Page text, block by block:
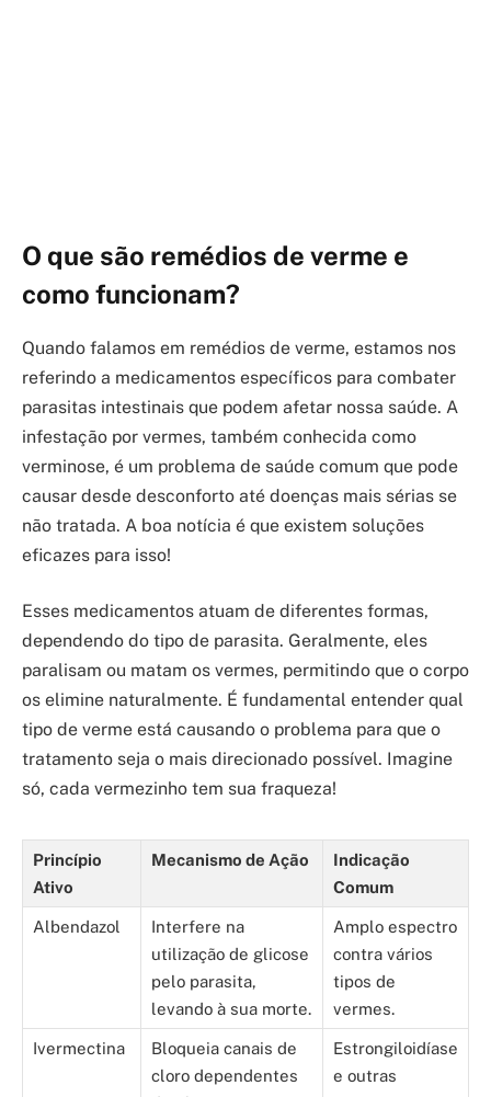
O que são remédios de verme e
como funcionam?
Quando falamos em remédios de verme, estamos nos
referindo a medicamentos específicos para combater
parasitas intestinais que podem afetar nossa saúde. A
infestação por vermes, também conhecida como
verminose, é um problema de saúde comum que pode
causar desde desconforto até doenças mais sérias se
não tratada. A boa notícia é que existem soluções
eficazes para isso!
Esses medicamentos atuam de diferentes formas,
dependendo do tipo de parasita. Geralmente, eles
paralisam ou matam os vermes, permitindo que o corpo
os elimine naturalmente. É fundamental entender qual
tipo de verme está causando o problema para que o
tratamento seja o mais direcionado possível. Imagine
só, cada vermezinho tem sua fraqueza!
Princípio
Ativo
Mecanismo de Ação
Indicação
Comum
Albendazol
Interfere na
utilização de glicose
pelo parasita,
levando à sua morte.
Amplo espectro
contra vários
tipos de
vermes.
Ivermectina
Bloqueia canais de
cloro dependentes
Estrongiloidíase
e outras